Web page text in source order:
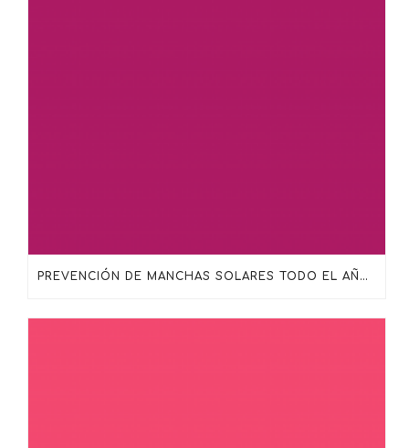
PREVENCIÓN DE MANCHAS SOLARES TODO EL AÑO: MÁS ALLÁ DEL PROTECTOR SOLAR